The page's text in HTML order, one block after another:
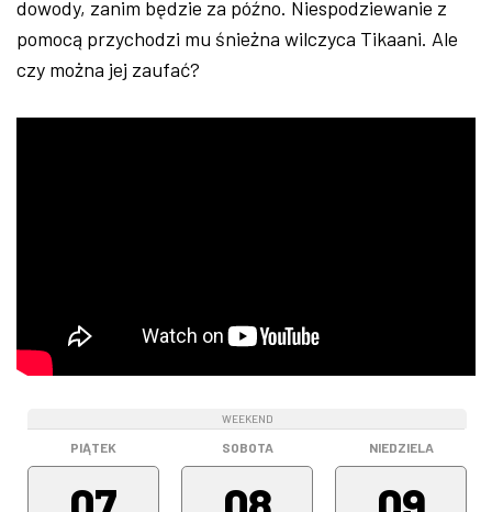
dowody, zanim będzie za późno. Niespodziewanie z
pomocą przychodzi mu śnieżna wilczyca Tikaani. Ale
czy można jej zaufać?
PIĄTEK
WEEKEND
SOBOTA NIEDZIELA